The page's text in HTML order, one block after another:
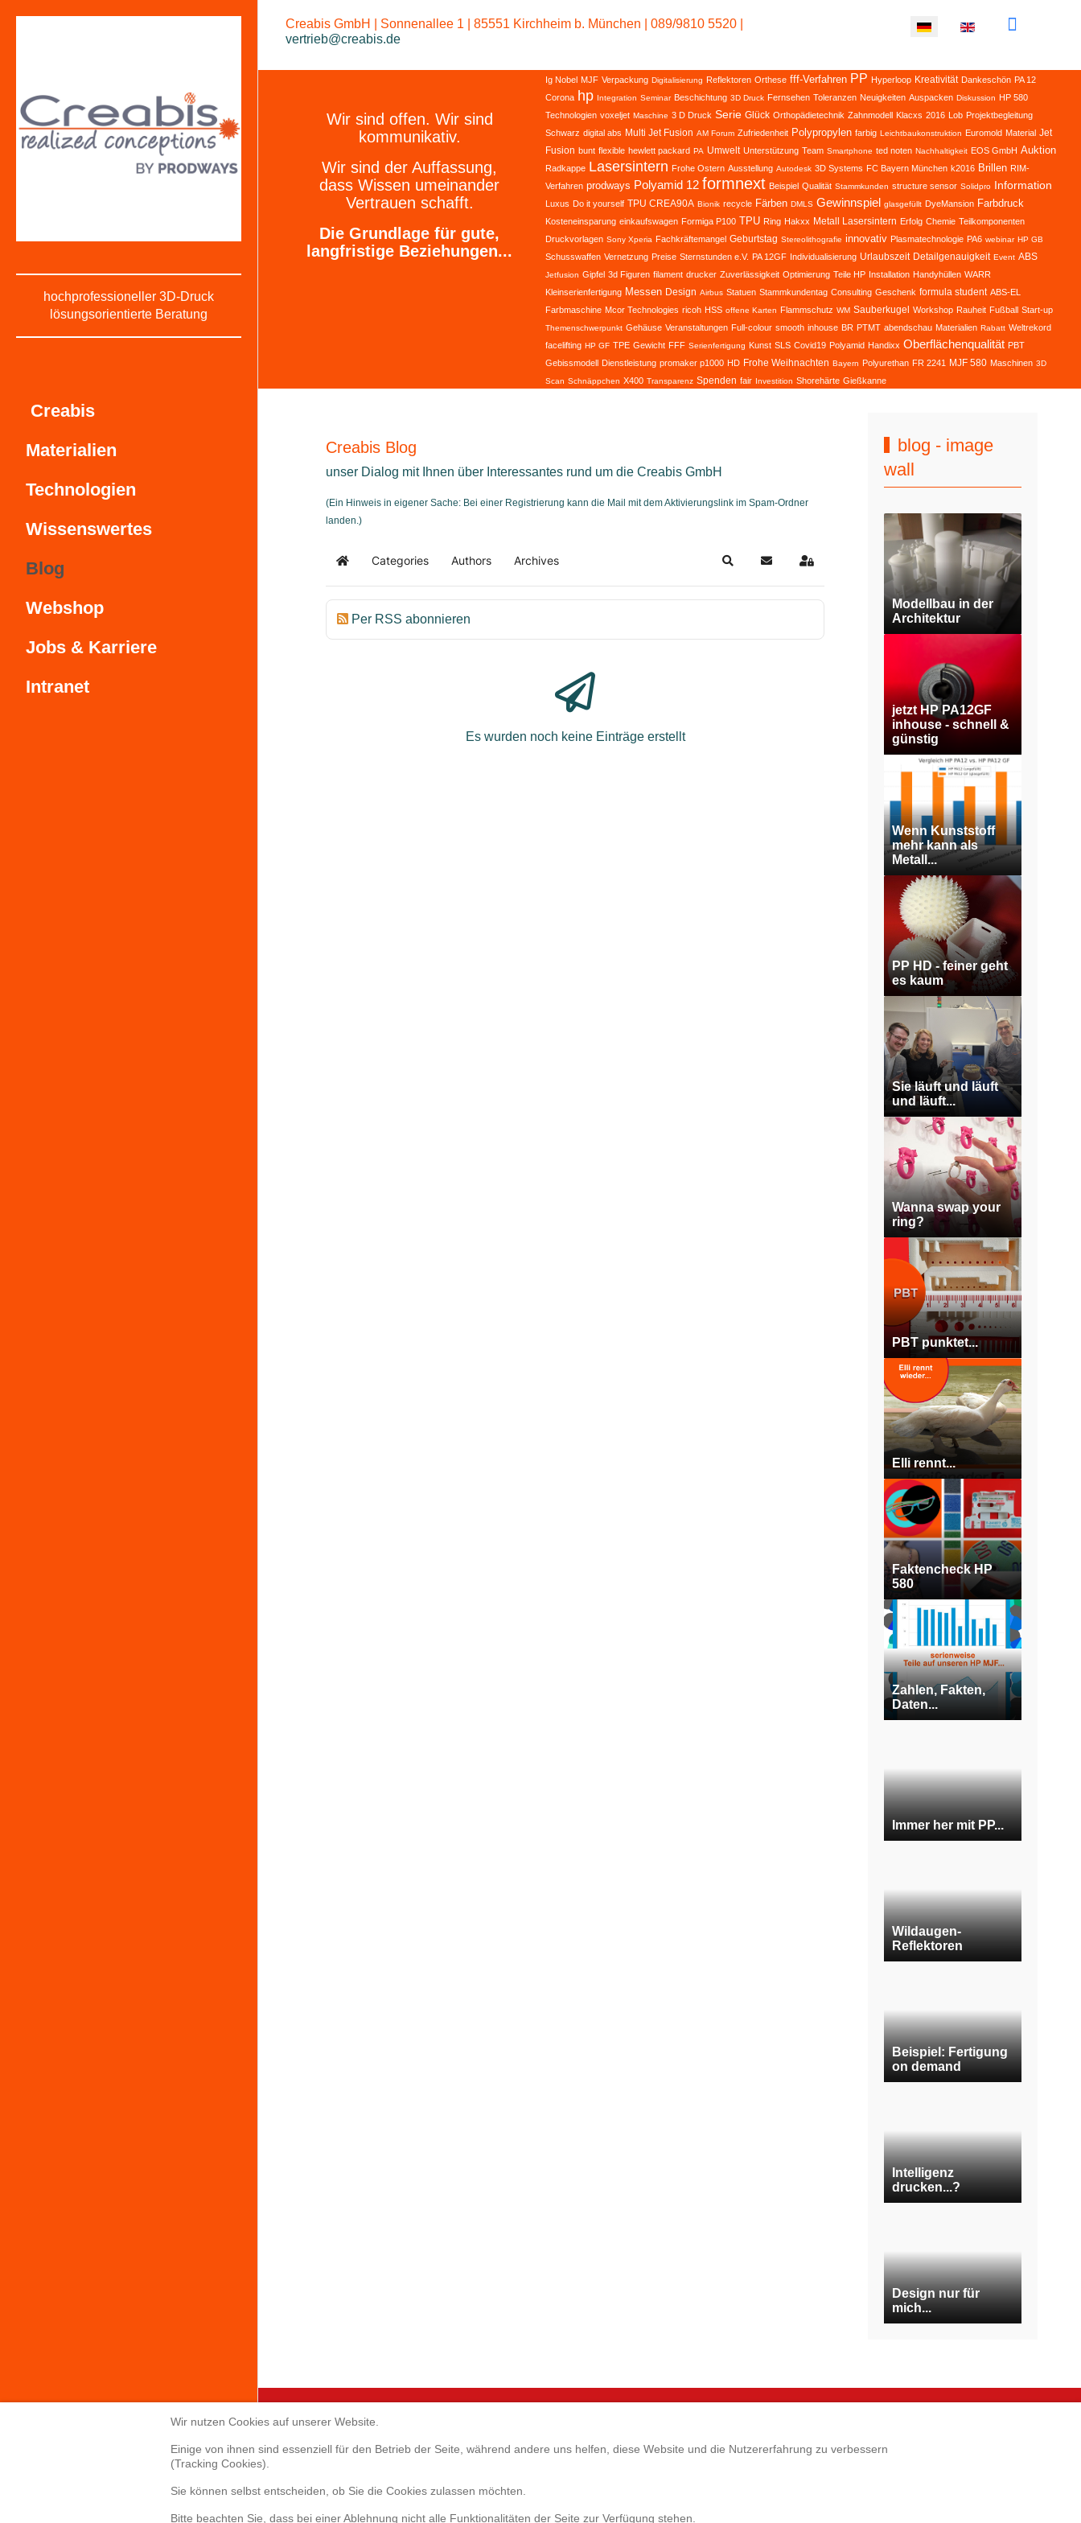
hochprofessioneller 3D-Druck
lösungsorientierte Beratung
Creabis
Materialien
Technologien
Wissenswertes
Blog
Webshop
Jobs & Karriere
Intranet
Creabis GmbH | Sonnenallee 1 | 85551 Kirchheim b. München | 089/9810 5520 |
vertrieb@creabis.de
Sprache auswählen
Wir sind offen. Wir sind
kommunikativ.
Wir sind der Auffassung,
dass Wissen umeinander
Vertrauen schafft.
Die Grundlage für gute,
langfristige Beziehungen...
Ig Nobel MJF Verpackung Digitalisierung Reflektoren Orthese fff-Verfahren PP Hyperloop Kreativität Dankeschön PA 12
Corona hp Integration Seminar Beschichtung 3D Druck Fernsehen Toleranzen Neuigkeiten Auspacken Diskussion HP 580
Technologien voxeljet Maschine 3 D Druck Serie Glück Orthopädietechnik Zahnmodell Klacxs 2016 Lob Projektbegleitung
Schwarz digital abs Multi Jet Fusion AM Forum Zufriedenheit Polypropylen farbig Leichtbaukonstruktion Euromold Material Jet
Fusion bunt flexible hewlett packard PA Umwelt Unterstützung Team Smartphone ted noten Nachhaltigkeit EOS GmbH Auktion
Radkappe Lasersintern Frohe Ostern Ausstellung Autodesk 3D Systems FC Bayern München k2016 Brillen RIM-
Verfahren prodways Polyamid 12 formnext Beispiel Qualität Stammkunden structure sensor Solidpro Information
Luxus Do it yourself TPU CREA90A Bionik recycle Färben DMLS Gewinnspiel glasgefüllt DyeMansion Farbdruck
Kosteneinsparung einkaufswagen Formiga P100 TPU Ring Hakxx Metall Lasersintern Erfolg Chemie Teilkomponenten
Druckvorlagen Sony Xperia Fachkräftemangel Geburtstag Stereolithografie innovativ Plasmatechnologie PA6 webinar HP GB
Schusswaffen Vernetzung Preise Sternstunden e.V. PA 12GF Individualisierung Urlaubszeit Detailgenauigkeit Event ABS
Jetfusion Gipfel 3d Figuren filament drucker Zuverlässigkeit Optimierung Teile HP Installation Handyhüllen WARR
Kleinserienfertigung Messen Design Airbus Statuen Stammkundentag Consulting Geschenk formula student ABS-EL
Farbmaschine Mcor Technologies ricoh HSS offene Karten Flammschutz WM Sauberkugel Workshop Rauheit Fußball Start-up
Themenschwerpunkt Gehäuse Veranstaltungen Full-colour smooth inhouse BR PTMT abendschau Materialien Rabatt Weltrekord
facelifting HP GF TPE Gewicht FFF Serienfertigung Kunst SLS Covid19 Polyamid Handixx Oberflächenqualität PBT
Gebissmodell Dienstleistung promaker p1000 HD Frohe Weihnachten Bayern Polyurethan FR 2241 MJF 580 Maschinen 3D
Scan Schnäppchen X400 Transparenz Spenden fair Investition Shorehärte Gießkanne
Creabis Blog
unser Dialog mit Ihnen über Interessantes rund um die Creabis GmbH
(Ein Hinweis in eigener Sache: Bei einer Registrierung kann die Mail mit dem Aktivierungslink im Spam-Ordner
landen.)
Home Categories Authors Archives SearchUpdates abonnieren
Sign In
Per RSS abonnieren
Es wurden noch keine Einträge erstellt
blog - image
wall
Modellbau in der
Architektur
jetzt HP PA12GF
inhouse - schnell &
günstig
Wenn Kunststoff
mehr kann als
Metall...
PP HD - feiner geht
es kaum
Sie läuft und läuft
und läuft...
Wanna swap your
ring?
PBT punktet...
Elli rennt...
Faktencheck HP
580
Zahlen, Fakten,
Daten...
Immer her mit PP...
Wildaugen-
Reflektoren
Beispiel: Fertigung
on demand
Intelligenz
drucken...?
Design nur für
mich...
Creabis GmbH
85551 Kirchheim b. München
Service
Umfrage 3D-Druck
Wir nutzen Cookies auf unserer Website.
Einige von ihnen sind essenziell für den Betrieb der Seite, während andere uns helfen, diese Website und die Nutzererfahrung zu verbessern
(Tracking Cookies).
Sie können selbst entscheiden, ob Sie die Cookies zulassen möchten.
Bitte beachten Sie, dass bei einer Ablehnung nicht alle Funktionalitäten der Seite zur Verfügung stehen.